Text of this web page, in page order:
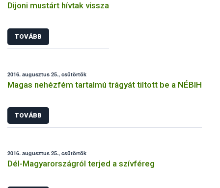
Dijoni mustárt hívtak vissza
TOVÁBB
2016. augusztus 25., csütörtök
Magas nehézfém tartalmú trágyát tiltott be a NÉBIH
TOVÁBB
2016. augusztus 25., csütörtök
Dél-Magyarországról terjed a szívféreg